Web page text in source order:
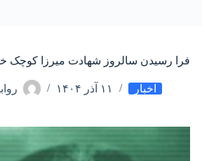
فرا رسیدن سالروز شهادت میرزا کوچک
اخبار ۱۱ آذر ۱۴۰۴